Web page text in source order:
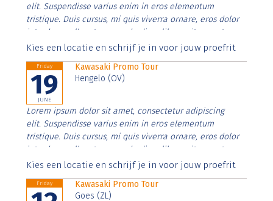
elit. Suspendisse varius enim in eros elementum
tristique. Duis cursus, mi quis viverra ornare, eros dolor
interdum nulla, ut commodo diam libero vitae erat.
Aenean faucibus nibh et justo cursus id rutrum lorem
Kies een locatie en schrijf je in voor jouw proefrit
Friday
19
JUNE
Kawasaki Promo Tour
Hengelo (OV)
Lorem ipsum dolor sit amet, consectetur adipiscing
elit. Suspendisse varius enim in eros elementum
tristique. Duis cursus, mi quis viverra ornare, eros dolor
interdum nulla, ut commodo diam libero vitae erat.
Aenean faucibus nibh et justo cursus id rutrum lorem
Kies een locatie en schrijf je in voor jouw proefrit
Friday
Kawasaki Promo Tour
Goes (ZL)